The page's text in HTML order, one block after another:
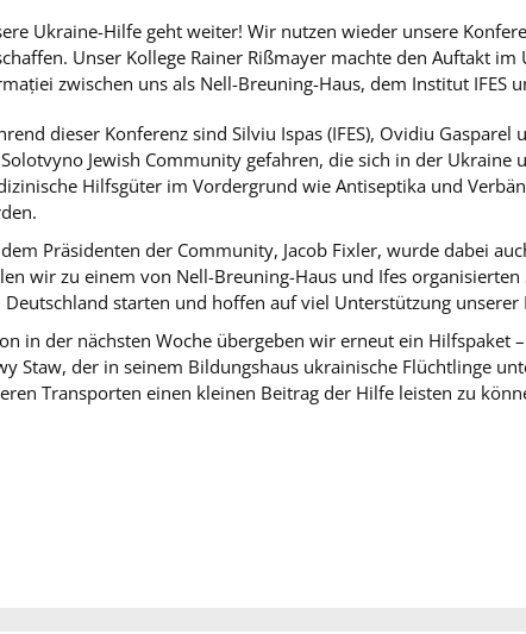
Ukraine-Hilfe geht weiter! Wir nutzen wieder unsere
Unser Kollege Rainer Rißmayer machte den Auftakt
zwischen uns als Nell-Breuning-Haus, dem Institut IFES
dieser Konferenz sind Silviu Ispas (IFES), Ovidiu
Jewish Community gefahren, die sich in der
Hilfsgüter im Vordergrund wie Antiseptika und
Präsidenten der Community, Jacob Fixler, wurde dabei
wir zu einem von Nell-Breuning-Haus und Ifes
Deutschland starten und hoffen auf viel Unterstützung
in der nächsten Woche übergeben wir erneut ein
Staw, der in seinem Bildungshaus ukrainische Flüchtlinge
Transporten einen kleinen Beitrag der Hilfe leisten zu